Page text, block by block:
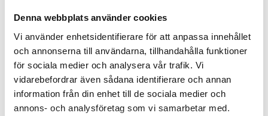
Denna webbplats använder cookies
Vi använder enhetsidentifierare för att anpassa innehållet
och annonserna till användarna, tillhandahålla funktioner
för sociala medier och analysera vår trafik. Vi
vidarebefordrar även sådana identifierare och annan
information från din enhet till de sociala medier och
annons- och analysföretag som vi samarbetar med.
Chillikvist | Konstgjord krydda 50 cm
Från:299kr
Lägg till i varukorg
Välkommen till Webflower
Vilken typ av kund är du? Du kan alltid justera ditt val
längst upp på sidan.
Företagskund (exkl. moms)